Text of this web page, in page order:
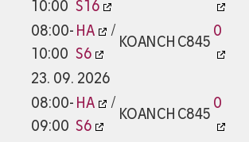
10:00 S16
08:00-
10:00
HA
/
S6
KOANCH C845
0
23. 09. 2026
08:00-
09:00
HA
/
S6
KOANCH C845
0